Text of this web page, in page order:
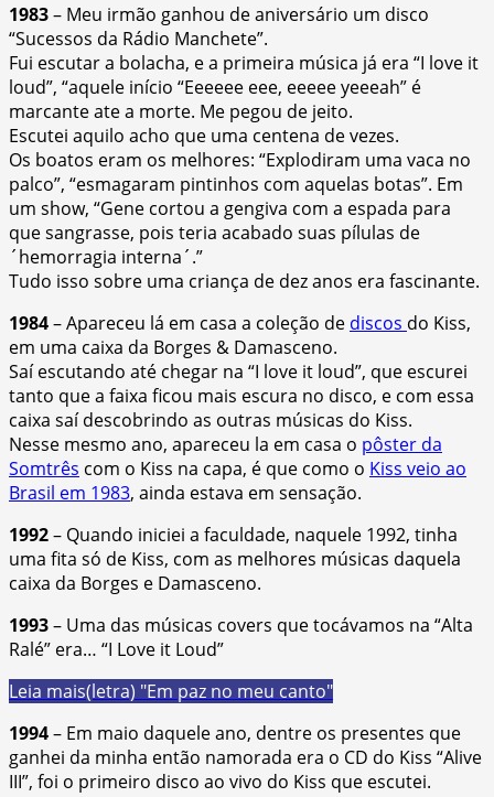
1983– Meu irmão ganhou de aniversário um disco
“Sucessos da Rádio Manchete”.
Fui escutar a bolacha, e a primeira música já era “I love it
loud”, “aquele início “Eeeeee eee, eeeee yeeeah” é
marcante ate a morte. Me pegou de jeito.
Escutei aquilo acho que uma centena de vezes.
Os boatos eram os melhores: “Explodiram uma vaca no
palco”, “esmagaram pintinhos com aquelas botas”. Em
um show, “Gene cortou a gengiva com a espada para
que sangrasse, pois teria acabado suas pílulas de
´hemorragia interna´.”
Tudo isso sobre uma criança de dez anos era fascinante.
1984– Apareceu lá em casa a coleção de discos do Kiss,
em uma caixa da Borges & Damasceno.
Saí escutando até chegar na “I love it loud”, que escurei
tanto que a faixa ficou mais escura no disco, e com essa
caixa saí descobrindo as outras músicas do Kiss.
Nesse mesmo ano, apareceu la em casa o pôster da
Somtrês com o Kiss na capa, é que como o Kiss veio ao
Brasil em 1983, ainda estava em sensação.
1992– Quando iniciei a faculdade, naquele 1992, tinha
uma fita só de Kiss, com as melhores músicas daquela
caixa da Borges e Damasceno.
1993– Uma das músicas covers que tocávamos na “Alta
Ralé” era… “I Love it Loud”
Leia mais(letra) "Em paz no meu canto"
1994– Em maio daquele ano, dentre os presentes que
ganhei da minha então namorada era o CD do Kiss “Alive
III”, foi o primeiro disco ao vivo do Kiss que escutei.